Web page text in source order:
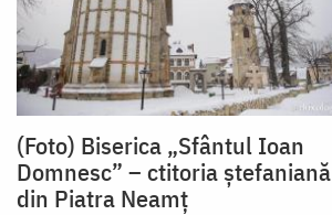
(Foto) Biserica „Sfântul Ioan
Domnesc” – ctitoria ştefaniană
din Piatra Neamţ